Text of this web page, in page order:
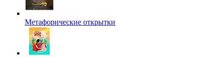
Метафорические открытки